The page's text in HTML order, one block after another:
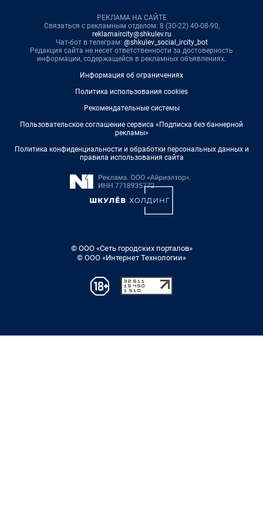
РЕКЛАМА НА САЙТЕ
Связаться с рекламным отделом: 8 (30-22) 40-08-90,
reklamaircity@shkulev.ru
Чат-бот в телеграм: @shkulev_social_ircity_bot
Редакция сайта не несет ответственности за достоверность
информации, содержащейся в рекламных объявлениях.
Информация об ограничениях
Политика использования cookies
Рекомендательные системы
Пользовательское соглашение сервиса «Подписка без баннерной
рекламы»
Политика конфиденциальности и обработки персональных данных и
правила использования сайта
© ООО «Сеть городских порталов»
© ООО «Интернет Технологии»